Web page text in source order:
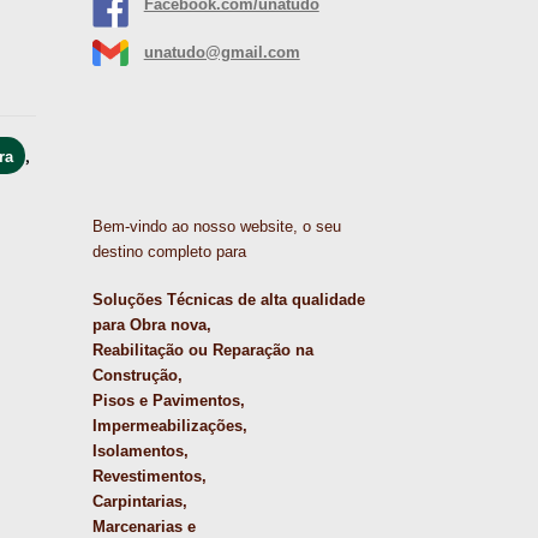
,
Facebook.com/unatudo
unatudo@gmail.com
Bem-vindo ao nosso website, o seu
destino completo para
Soluções Técnicas de alta qualidade
para Obra nova,
Reabilitação ou Reparação na
Construção,
Pisos e Pavimentos,
Impermeabilizações,
Isolamentos,
Revestimentos,
Carpintarias,
Marcenarias e